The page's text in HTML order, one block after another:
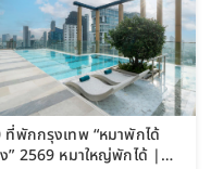
ที่พักกรุงเทพ “หมาพักได้
” 2569 หมาใหญ่พักได้ |